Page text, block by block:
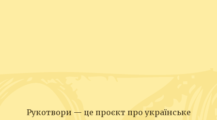
Рукотвори — це проєкт про українське